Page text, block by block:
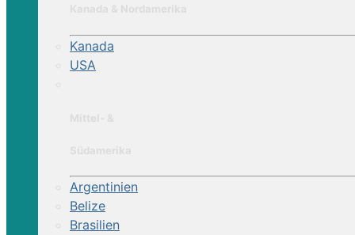
Kanada
USA
Argentinien
Belize
Brasilien